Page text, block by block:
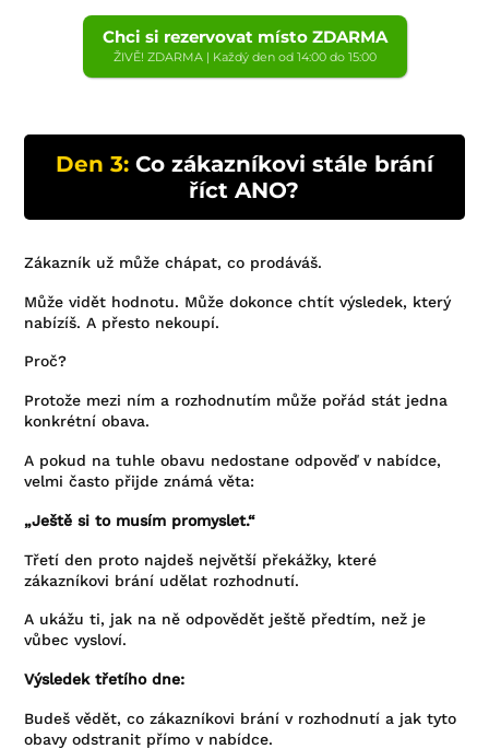
Chci si rezervovat místo ZDARMA
ŽIVĚ! ZDARMA | Každý den od 14:00 do 15:00
Den 3:Co zákazníkovi stále brání
říct ANO?
Zákazník už může chápat, co prodáváš.
Může vidět hodnotu. Může dokonce chtít výsledek, který
nabízíš. A přesto nekoupí.
Proč?
Protože mezi ním a rozhodnutím může pořád stát jedna
konkrétní obava.
A pokud na tuhle obavu nedostane odpověď v nabídce,
velmi často přijde známá věta:
„Ještě si to musím promyslet.“
Třetí den proto najdeš největší překážky, které
zákazníkovi brání udělat rozhodnutí.
A ukážu ti, jak na ně odpovědět ještě předtím, než je
vůbec vysloví.
Výsledek třetího dne:
Budeš vědět, co zákazníkovi brání v rozhodnutí a jak tyto
obavy odstranit přímo v nabídce.